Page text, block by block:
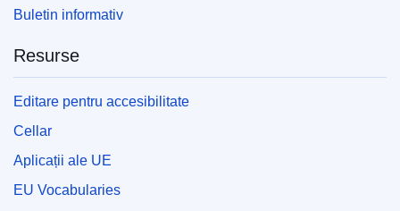
Buletin informativ
Resurse
Editare pentru accesibilitate
Cellar
Aplicații ale UE
EU Vocabularies